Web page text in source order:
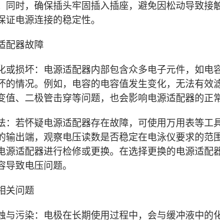
同时，确保插头牢固插入插座，避免因松动导致
证电源连接的稳定性。
配器故障
或损坏：电源适配器内部包含众多电子元件，如
的情况。例如，电容的电容值发生变化，无法有
值、二极管击穿等问题，也会影响电源适配器的正
：若怀疑电源适配器存在故障，可使用万用表等
输出端，观察电压读数是否稳定在电泳仪要求的
源适配器进行检修或更换。在选择更换的电源适
导致电压问题。
关问题
与污染：电极在长期使用过程中，会与缓冲液中